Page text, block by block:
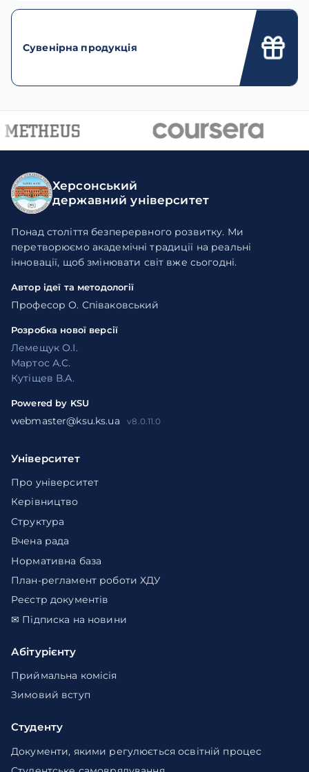
Сувенірна продукція
Херсонський
державний університет
Понад століття безперервного розвитку. Ми
перетворюємо академічні традиції на реальні
інновації, щоб змінювати світ вже сьогодні.
Автор ідеї та методології
Професор О. Співаковський
Розробка нової версії
Лемещук О.І.
Мартос А.С.
Кутіщев В.А.
Powered by KSU
webmaster@ksu.ks.ua v8.0.11.0
Університет
Про університет
Керівництво
Структура
Вчена рада
Нормативна база
План-регламент роботи ХДУ
Реєстр документів
✉ Підписка на новини
Абітурієнту
Приймальна комісія
Зимовий вступ
Студенту
Документи, якими регулюється освітній процес